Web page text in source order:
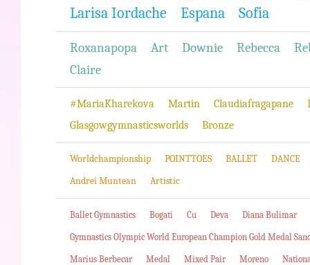
Larisa Iordache
Espana Sofia
Roxanapopa Art Downie Rebecca
Claire
#MariaKharekova Martin Claudiafragapane
Glasgowgymnasticsworlds
Bronze
Worldchampionship POINTTOES BALLET
DANCE
Andrei Muntean
Artistic
Ballet Gymnastics Bogati Cu Deva Diana Bulimar
Gymnastics Olympic World European Champion Gold Medal
Marius Berbecar Medal Mixed Pair Moreno